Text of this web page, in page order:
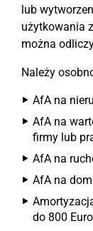
lub
użytkowania
można
Należy
AfA na
AfA na
firmy lub
AfA na
AfA na
do 800